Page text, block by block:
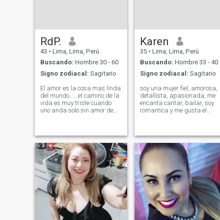
RdP.
43 • Lima, Lima, Perú
Buscando: Hombre 30 - 60
Signo zodiacal: Sagitario
El amor es la cosa mas linda
del mundo......el camino de la
vida es muy triste cuando
uno anda solo sin amor de
por la vida es igual que una
flor ya marchita uno siente
que no tiene fuerzas en el
corazón poco a poco se
pierde la fe, la ilusion se nos
duerme es muy triste el
camino cuando uno no
encuentra una flor o un
clavel.. el amor es la cosa
mas linda que tiene la vida el
amor es la fuerza que todo lo
Karen
35 • Lima, Lima, Perú
Buscando: Hombre 33 - 40
Signo zodiacal: Sagitario
soy una mujer fiel, amorosa,
detallista, apasionada, me
encanta cantar, bailar, soy
romantica y me gusta el
Favor perfiles falsos
abstenerse de escribir. I am
a faithful, loving, thoughtful,
passionate woman, I love to
sing, dance, I am romantic
and I like ice cream, above all
I believe in true love. My (if you
want to write me) Please
refrain from writing fake
profiles.